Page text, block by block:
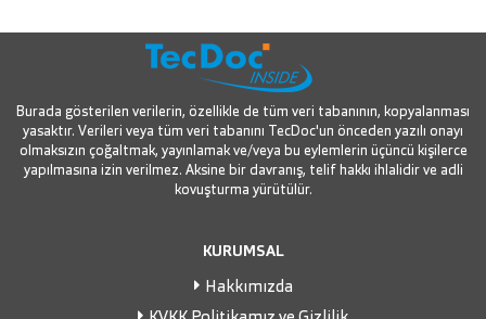
Burada gösterilen verilerin, özellikle de tüm veri tabanının, kopyalanması
yasaktır. Verileri veya tüm veri tabanını TecDoc'un önceden yazılı onayı
olmaksızın çoğaltmak, yayınlamak ve/veya bu eylemlerin üçüncü kişilerce
yapılmasına izin verilmez. Aksine bir davranış, telif hakkı ihlalidir ve adli
kovuşturma yürütülür.
KURUMSAL
Hakkımızda